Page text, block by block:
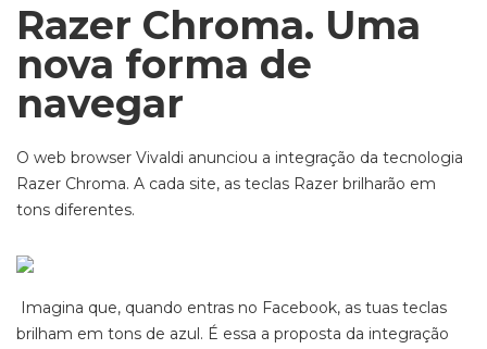
Razer Chroma. Uma
nova forma de
navegar
O web browser Vivaldi anunciou a integração da tecnologia
Razer Chroma. A cada site, as teclas Razer brilharão em
tons diferentes.
Imagina que, quando entras no Facebook, as tuas teclas
brilham em tons de azul. É essa a proposta da integração